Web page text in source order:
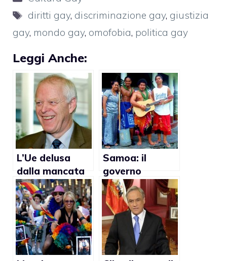
Tag
diritti gay, discriminazione gay, giustizia
gay, mondo gay, omofobia, politica gay
Leggi Anche:
L’Ue delusa
dalla mancata
approvazione
della legge
sull’omofobia
Samoa: il
governo
consentirà i
rapporti gay